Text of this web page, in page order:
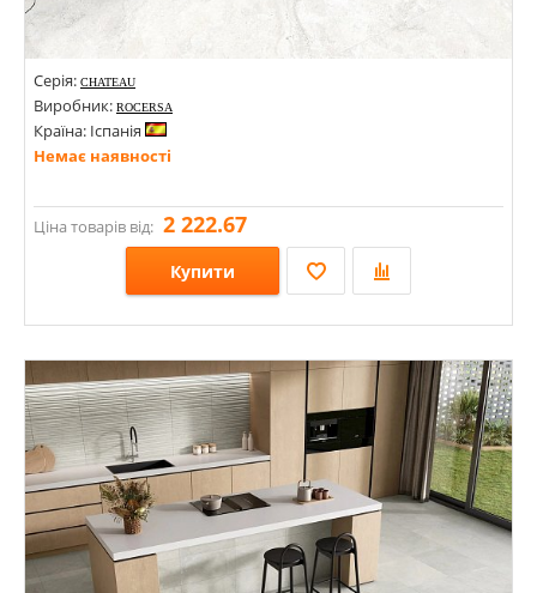
Серія: CHATEAU
Виробник: ROCERSA
Країна: Іспанія
Немає наявності
Ціна товарів від: 2 222.67
Купити
Розміри: 600х1200;
Стилі: Під камінь;
Кольори: